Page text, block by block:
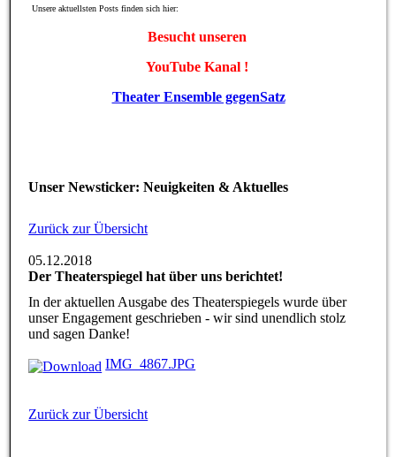
Unsere aktuellsten Posts finden sich hier:
Besucht unseren
YouTube Kanal !
Theater Ensemble gegenSatz
Unser Newsticker: Neuigkeiten & Aktuelles
Zurück zur Übersicht
05.12.2018
Der Theaterspiegel hat über uns berichtet!
In der aktuellen Ausgabe des Theaterspiegels wurde über
unser Engagement geschrieben - wir sind unendlich stolz
und sagen Danke!
IMG_4867.JPG
Zurück zur Übersicht